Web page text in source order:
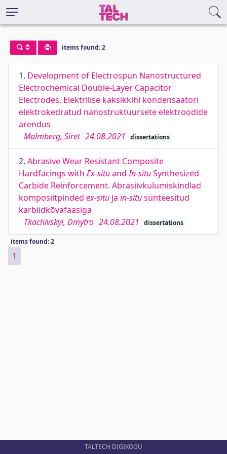
items found: 2
1. Development of Electrospun Nanostructured
Electrochemical Double-Layer Capacitor
Electrodes. Elektrilise kaksikkihi kondensaatori
elektrokedratud nanostruktuursete elektroodide
arendus
Malmberg, Siret 24.08.2021 dissertations
2. Abrasive Wear Resistant Composite
Hardfacings with Ex-situandIn-situSynthesized
Carbide Reinforcement. Abrasiivkulumiskindlad
komposiitpinded ex-situ ja in-situsünteesitud
karbiidkõvafaasiga
Tkachivskyi, Dmytro 24.08.2021 dissertations
items found: 2
1
TALTECH DIGIKOGU